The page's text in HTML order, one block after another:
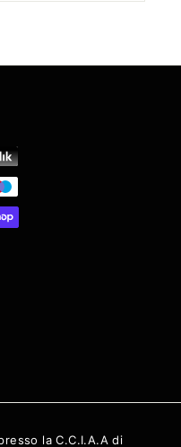
la C.C.I.A.A di